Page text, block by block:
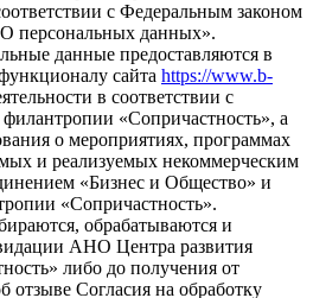
с Федеральным законом
персональных данных».
данные предоставляются в
сайта https://www.b-
в соответствии с
«Сопричастность», а
о мероприятиях, программах
и реализуемых некоммерческим
«Бизнес и Общество» и
«Сопричастность».
обрабатываются и
АНО Центра развития
либо до получения от
отзыве Согласия на обработку